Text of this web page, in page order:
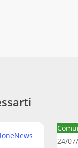
News
troppi
24/